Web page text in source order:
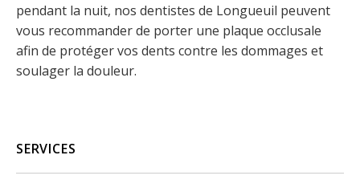
pendant la nuit, nos dentistes de Longueuil peuvent
vous recommander de porter une plaque occlusale
afin de protéger vos dents contre les dommages et
soulager la douleur.
SERVICES